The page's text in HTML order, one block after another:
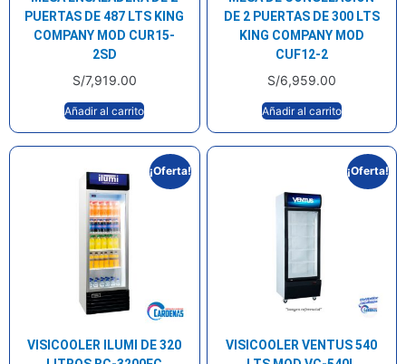
PUERTAS DE 487 LTS KING
COMPANY MOD CUR15-
2SD
S/7,919.00
Añadir al carrito
DE 2 PUERTAS DE 300 LTS
KING COMPANY MOD
CUF12-2
S/6,959.00
Añadir al carrito
¡Oferta!
VISICOOLER ILUMI DE 320
¡Oferta!
VISICOOLER VENTUS 540